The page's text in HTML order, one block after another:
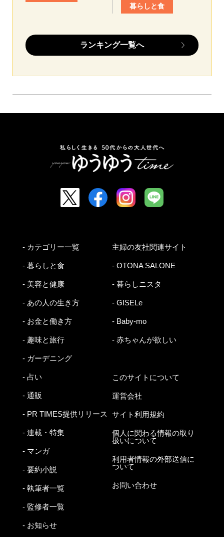
暮らしと食
ランキング一覧へ
- カテゴリー一覧
- 暮らしと食
- 美容と健康
- あの人の生き方
- お金と働き方
- 趣味と旅行
- ガーデニング
- 占い
- 通販
- PR TIMES提供リリース
- 連載・特集
- マンガ
- 要約小説
- 執筆者一覧
- 監修者一覧
- お知らせ
主婦の友社関連サイト
- OTONA SALONE
- 暮らしニスタ
- GISELe
- Baby-mo
- 赤ちゃんが欲しい
このサイトについて
運営会社
サイト利用規約
個人に関わる情報の取り
扱いについて
利用者情報の外部送信に
ついて
お問い合わせ